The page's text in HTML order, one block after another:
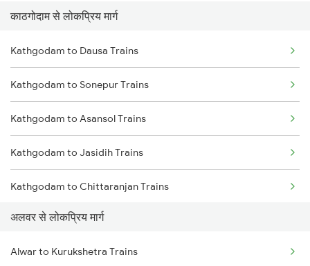
Alwar to Gurgaon Trains
Alwar to Dausa Trains
काठगोदाम से लोकप्रिय मार्ग
Kathgodam to Dausa Trains
Kathgodam to Sonepur Trains
Kathgodam to Asansol Trains
Kathgodam to Jasidih Trains
Kathgodam to Chittaranjan Trains
Kathgodam to Kiul Trains
Kathgodam to Rajgarh Trains
अलवर से लोकप्रिय मार्ग
Alwar to Kurukshetra Trains